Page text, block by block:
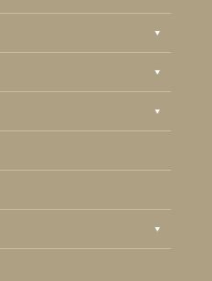
INSTAGRAM